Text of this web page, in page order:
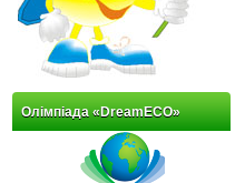
Олімпіада «DreamECO»